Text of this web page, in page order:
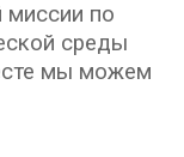
миссии по
среды
мы можем